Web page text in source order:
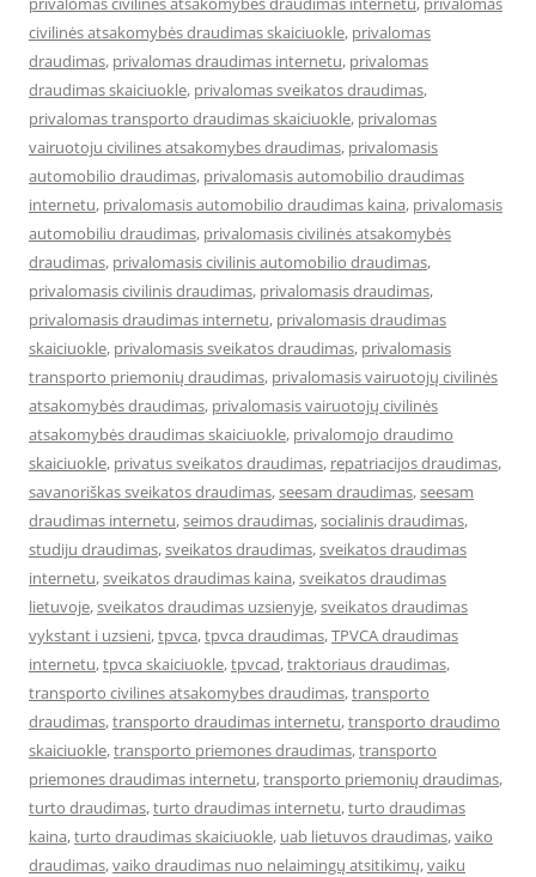
civilinės atsakomybės draudimas skaiciuokle, privalomas
draudimas, privalomas draudimas internetu, privalomas
draudimas skaiciuokle, privalomas sveikatos draudimas,
privalomas transporto draudimas skaiciuokle, privalomas
vairuotoju civilines atsakomybes draudimas, privalomasis
automobilio draudimas, privalomasis automobilio draudimas
internetu, privalomasis automobilio draudimas kaina, privalomasis
automobiliu draudimas, privalomasis civilinės atsakomybės
draudimas, privalomasis civilinis automobilio draudimas,
privalomasis civilinis draudimas, privalomasis draudimas,
privalomasis draudimas internetu, privalomasis draudimas
skaiciuokle, privalomasis sveikatos draudimas, privalomasis
transporto priemonių draudimas, privalomasis vairuotojų civilinės
atsakomybės draudimas, privalomasis vairuotojų civilinės
atsakomybės draudimas skaiciuokle, privalomojo draudimo
skaiciuokle, privatus sveikatos draudimas, repatriacijos draudimas,
savanoriškas sveikatos draudimas,seesam draudimas,seesam
draudimas internetu,seimos draudimas,socialinis draudimas,
studiju draudimas,sveikatos draudimas,sveikatos draudimas
internetu,sveikatos draudimas kaina,sveikatos draudimas
lietuvoje,sveikatos draudimas uzsienyje,sveikatos draudimas
vykstant i uzsieni,tpvca,tpvca draudimas,TPVCA draudimas
internetu,tpvca skaiciuokle,tpvcad,traktoriaus draudimas,
transporto civilines atsakomybes draudimas,transporto
draudimas,transporto draudimas internetu,transporto draudimo
skaiciuokle,transporto priemones draudimas,transporto
priemones draudimas internetu,transporto priemonių draudimas,
turto draudimas,turto draudimas internetu,turto draudimas
kaina,turto draudimas skaiciuokle, uab lietuvos draudimas,vaiko
draudimas,vaiko draudimas nuo nelaimingų atsitikimų,vaiku